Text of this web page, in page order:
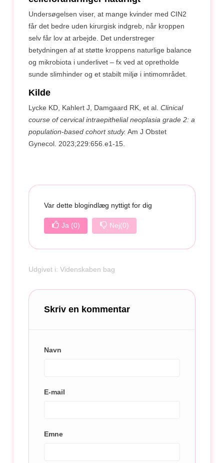
Undersøgelsen viser, at mange kvinder med CIN2
får det bedre uden kirurgisk indgreb, når kroppen
selv får lov at arbejde. Det understreger
betydningen af at støtte kroppens naturlige balance
og mikrobiota i underlivet – fx ved at opretholde
sunde slimhinder og et stabilt miljø i intimområdet.
Kilde
Lycke KD, Kahlert J, Damgaard RK, et al.Clinical
course of cervical intraepithelial neoplasia grade 2: a
population-based cohort study. Am J Obstet
Gynecol. 2023;229:656.e1-15.
Var dette blogindlæg nyttigt for dig
Ja (0) Nej(0)
Udgivet i:Videnskaben bag
Skriv en kommentar
Navn
E-mail
Emne